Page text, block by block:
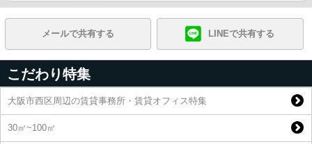
メールで共有する LINEで共有する
こだわり特集
大阪市西区周辺の賃貸事務所・賃貸オフィス特集
30㎡~100㎡